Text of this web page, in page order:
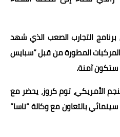
التجارب الصعب الذي شهد
المطورة من قبل “سبايس
ستكون آمنة.
الأمريكي، توم كروز، يحضر مع
بالتعاون مع وكالة “ناسا”